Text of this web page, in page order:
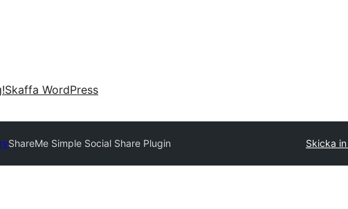
Skaffa WordPress
ShareMe Simple Social Share Plugin Skicka